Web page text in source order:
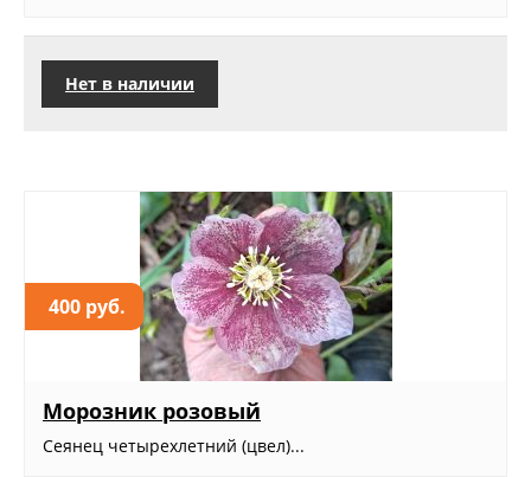
Нет в наличии
400 руб.
Морозник розовый
Сеянец четырехлетний (цвел)...